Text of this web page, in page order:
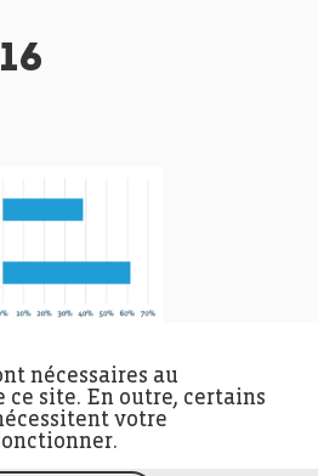
nécessaires au
site. En outre, certains
votre